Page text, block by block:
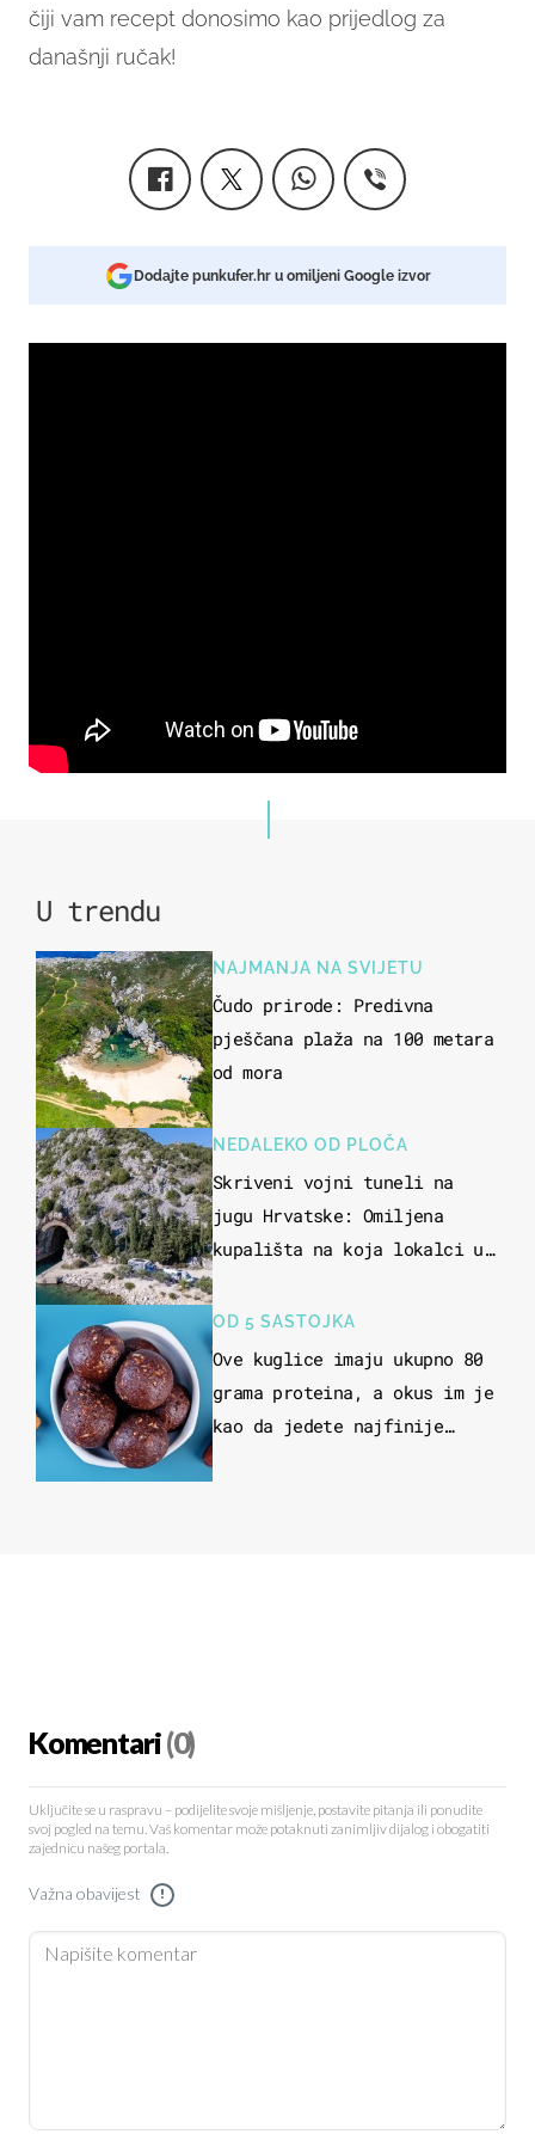
čiji vam recept donosimo kao prijedlog za
današnji ručak!
Dodajte punkufer.hr u omiljeni Google izvor
U trendu
NAJMANJA NA SVIJETU
Čudo prirode: Predivna
pješčana plaža na 100 metara
od mora
NEDALEKO OD PLOČA
Skriveni vojni tuneli na
jugu Hrvatske: Omiljena
kupališta na koja lokalci u
u more
OD 5 SASTOJKA
Ove kuglice imaju ukupno 80
grama proteina, a okus im je
kao da jedete najfinije
Komentari(0)
Uključite se u raspravu – podijelite svoje mišljenje, postavite pitanja ili ponudite
svoj pogled na temu. Vaš komentar može potaknuti zanimljiv dijalog i obogatiti
zajednicu našeg portala.
Važna obavijest !